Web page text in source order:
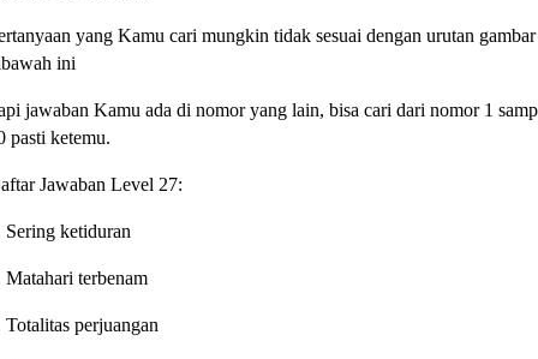
yang Kamu cari mungkin tidak sesuai dengan urutan gambar
ini
jawaban Kamu ada di nomor yang lain, bisa cari dari nomor 1
pasti ketemu.
Jawaban Level 27:
Sering ketiduran
Matahari terbenam
Totalitas perjuangan